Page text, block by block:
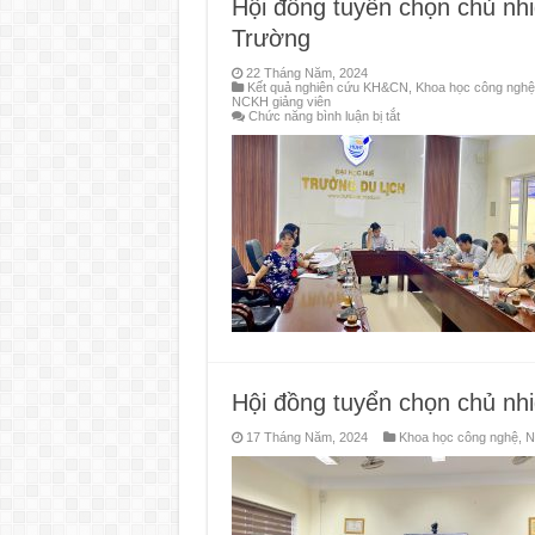
năm
2023
–
học
Huế.
Hội đồng tuyển chọn chủ
Trường
22 Tháng Năm, 2024
Kết quả nghiên cứu KH&CN
Khoa học công nghệ,
NCKH giảng viên
Chức năng bình luận bị tắtở
đồng
tuyển
chọn
chủ
khoa
học
công
nghệ
cấp
Trường
Hội đồng tuyển chọn chủ
17 Tháng Năm, 2024 Khoa học công nghệ,